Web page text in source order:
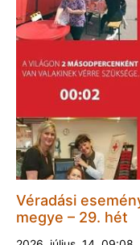
Véradási
megye – 29. hét